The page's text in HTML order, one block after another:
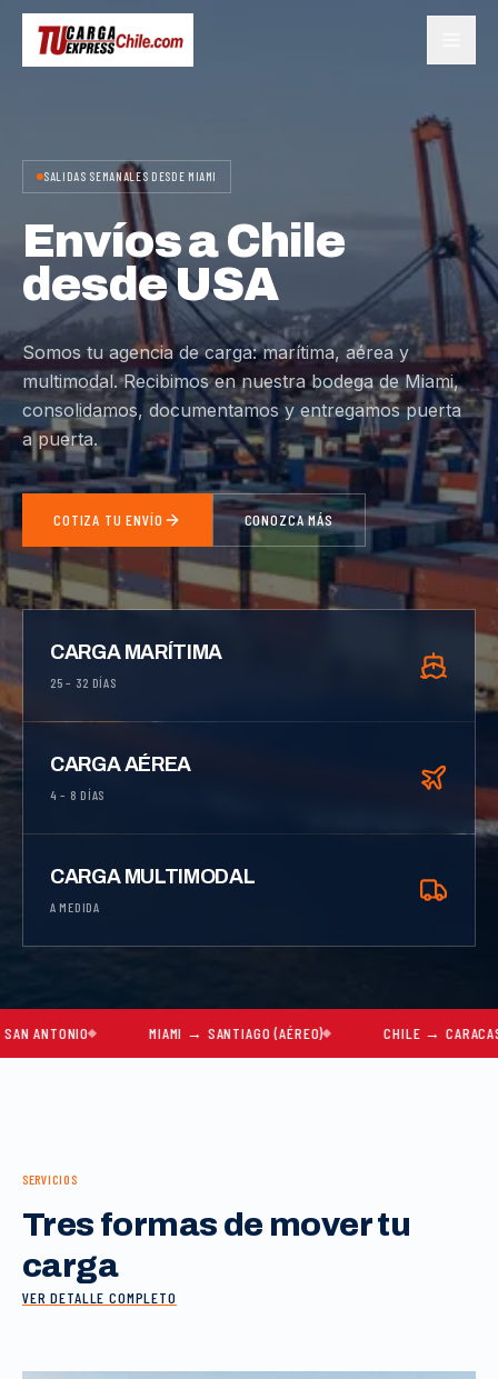
SALIDAS SEMANALES DESDE MIAMI
Envíos a Chile
desde USA
Somos tu agencia de carga: marítima, aérea y
multimodal. Recibimos en nuestra bodega de Miami,
consolidamos, documentamos y entregamos puerta
a puerta.
COTIZA TU ENVÍO CONOZCA MÁS
CARGA MARÍTIMA
25 – 32 DÍAS
CARGA AÉREA
4 – 8 DÍAS
CARGA MULTIMODAL
A MEDIDA
MIAMI → SANTIAGO (AÉREO) CHILE → CARACAS
SERVICIOS
Tres formas de mover tu
carga
VER DETALLE COMPLETO